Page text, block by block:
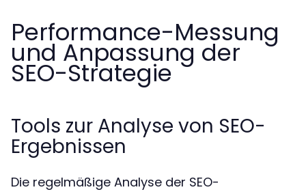
Performance-Messung
und Anpassung der
SEO-Strategie
Tools zur Analyse von SEO-
Ergebnissen
Die regelmäßige Analyse der SEO-